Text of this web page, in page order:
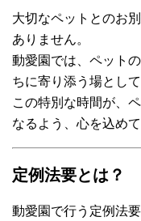
大切なペットとのお
ありません。
動愛園では、ペット
ちに寄り添う場とし
この特別な時間が、
なるよう、心を込め
定例法要とは？
動愛園で行う定例法